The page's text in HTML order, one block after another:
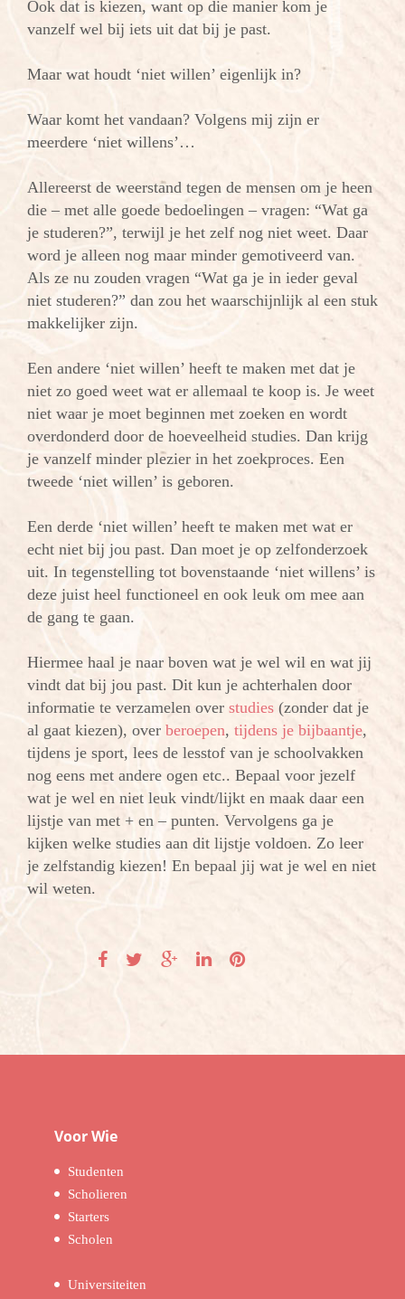
Ook dat is kiezen, want op die manier kom je
vanzelf wel bij iets uit dat bij je past.
Maar wat houdt ‘niet willen’ eigenlijk in?
Waar komt het vandaan? Volgens mij zijn er
meerdere ‘niet willens’…
Allereerst de weerstand tegen de mensen om je heen
die – met alle goede bedoelingen – vragen: “Wat ga
je studeren?”, terwijl je het zelf nog niet weet. Daar
word je alleen nog maar minder gemotiveerd van.
Als ze nu zouden vragen “Wat ga je in ieder geval
niet studeren?” dan zou het waarschijnlijk al een stuk
makkelijker zijn.
Een andere ‘niet willen’ heeft te maken met dat je
niet zo goed weet wat er allemaal te koop is. Je weet
niet waar je moet beginnen met zoeken en wordt
overdonderd door de hoeveelheid studies. Dan krijg
je vanzelf minder plezier in het zoekproces. Een
tweede ‘niet willen’ is geboren.
Een derde ‘niet willen’ heeft te maken met wat er
echt niet bij jou past. Dan moet je op zelfonderzoek
uit. In tegenstelling tot bovenstaande ‘niet willens’ is
deze juist heel functioneel en ook leuk om mee aan
de gang te gaan.
Hiermee haal je naar boven wat je wel wil en wat jij
vindt dat bij jou past. Dit kun je achterhalen door
informatie te verzamelen over studies (zonder dat je
al gaat kiezen), over beroepen, tijdens je bijbaantje,
tijdens je sport, lees de lesstof van je schoolvakken
nog eens met andere ogen etc.. Bepaal voor jezelf
wat je wel en niet leuk vindt/lijkt en maak daar een
lijstje van met + en – punten. Vervolgens ga je
kijken welke studies aan dit lijstje voldoen. Zo leer
je zelfstandig kiezen! En bepaal jij wat je wel en niet
wil weten.
Voor Wie
Studenten
Scholieren
Starters
Scholen
Universiteiten